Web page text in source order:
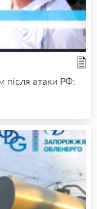
після атаки РФ: